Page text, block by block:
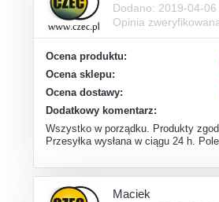
Dodano: 2019-04-06
Opinia
Ocena produktu:
Ocena sklepu:
Ocena dostawy:
Dodatkowy komentarz:
Wszystko w porządku. Produkty
Przesyłka wysłana w ciągu 24 h.
Maciek